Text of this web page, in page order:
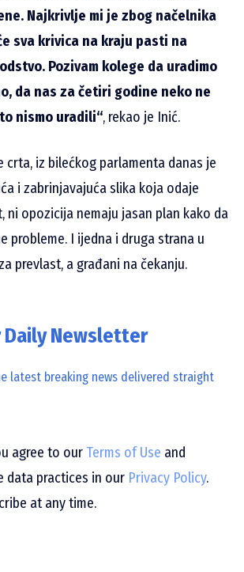
Najkrivlje mi je zbog načelnika
sva krivica na kraju pasti na
Pozivam kolege da uradimo
da nas za četiri godine neko ne
nismo uradili“, rekao je Inić.
crta, iz bilećkog parlamenta danas je
i zabrinjavajuća slika koja odaje
ni opozicija nemaju jasan plan kako da
probleme. I ijedna i druga strana u
prevlast, a građani na čekanju.
Daily Newsletter
latest breaking news delivered straight
agree to our Terms of Use and
data practices in our Privacy Policy.
at any time.